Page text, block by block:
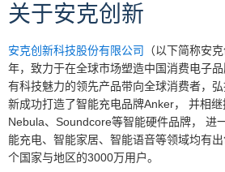
关于安克创新
安克创新科技股份有限公司
（以下简称安
年，致力于在全球市场塑造中国消费电子
有科技魅力的领先产品带向全球消费者，
新成功打造了智能充电品牌Anker， 并相继
Nebula、Soundcore等智能硬件品牌， 进
能充电、智能家居、智能语音等领域均有
个国家与地区的3000万用户。